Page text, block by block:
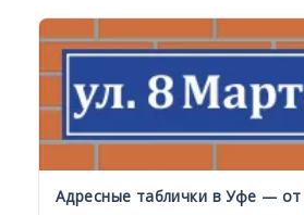
Адресные таблички в Уфе — от